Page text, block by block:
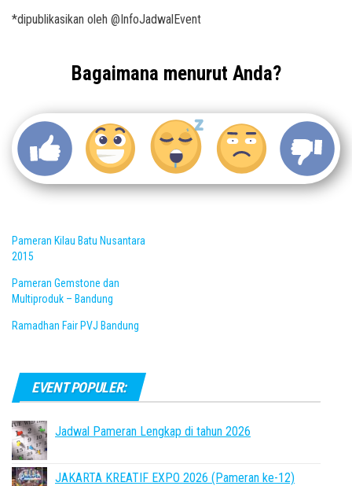
*dipublikasikan oleh @InfoJadwalEvent
Bagaimana menurut Anda?
Pameran Kilau Batu Nusantara
2015
Pameran Gemstone dan
Multiproduk – Bandung
Ramadhan Fair PVJ Bandung
EVENT POPULER:
Jadwal Pameran Lengkap di tahun 2026
JAKARTA KREATIF EXPO 2026 (Pameran ke-12)